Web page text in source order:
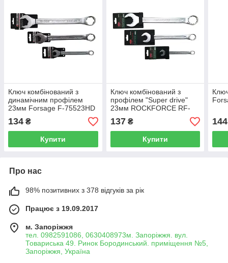
Ключ комбінований з
динамічним профілем
23мм Forsage F-75523HD
134 ₴
Купити
Ключ комбінований з
профілем "Super drive"
23мм ROCKFORCE RF-
75523SD
137₴
Купити
144
Про нас
98% позитивних з 378 відгуків за рік
Працює з 19.09.2017
м. Запоріжжя
тел. 0982591086, 0630408973м. Запоріжжя. вул.
Товариська 49. Ринок Бородинський. приміщення №5,
Запоріжжя, Україна